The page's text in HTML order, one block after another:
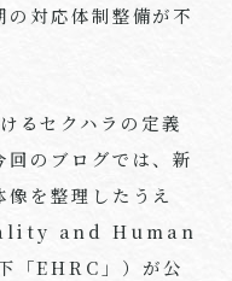
の対応体制整備が不
るセクハラの定義
回のブログでは、新
を整理したうえ
and Human
EHRC」）が公